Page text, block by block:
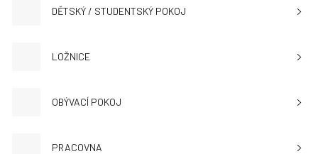
DĚTSKÝ / STUDENTSKÝ POKOJ
LOŽNICE
OBÝVACÍ POKOJ
PRACOVNA